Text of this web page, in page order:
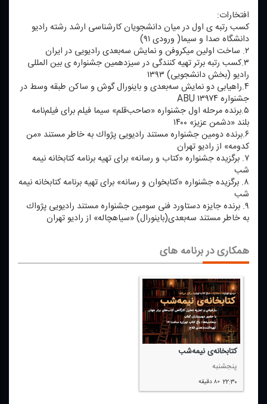
افتخارات:
كسب رتبه ی اول در میان دانشجویان كارشناسی ارشد رشته رادیو
دانشگاه صدا و سیما( ورودی ۹۱)
۲. ساخت اولین میكروفن و نمایش سه‌بعدی رادیویی در ایران
۳.كسب رتبه برتر تهیه كنندگی در سیزدهمین جشنواره ی بین المللی
رادیو (بخش دانشجویی) ۱۳۹۳
۴.راهیابی دو نمایش سه‌بعدی و باینورال گوش و ساكن طبقه وسط در
جشنواره ABU ۱۳۹۷۴
۵.برنده مرحله اول جشنواره «صاحب‌قلم» سیما فیلم برای فیلم‌نامه
بلند «دشمن عزیز» ۱۴۰۰
۶.برنده دومین جشنواره مستند رادیویی پژواك به خاطر مستند «من
كدومه» از رادیو تهران
۷. برگزیده جشنواره «كتاب و رسانه» برای تهیه برنامه كتابخانه نیمه
شب
۸. برگزیده جشنواره «كتابخوان و رسانه» برای تهیه برنامه كتابخانه نیمه
شب
۹. برنده جایزه دستاورد فنی سومین جشنواره مستند رادیویی پژواك
به خاطر مستند سه‌بعدی(باینورال) «سیاهچاله» از رادیو تهران
همکاری در برنامه های
كتابخانه‌ی نیمه‌شب
پنجشنبه
۲۲:۳۰ ۸۰ دقیقه